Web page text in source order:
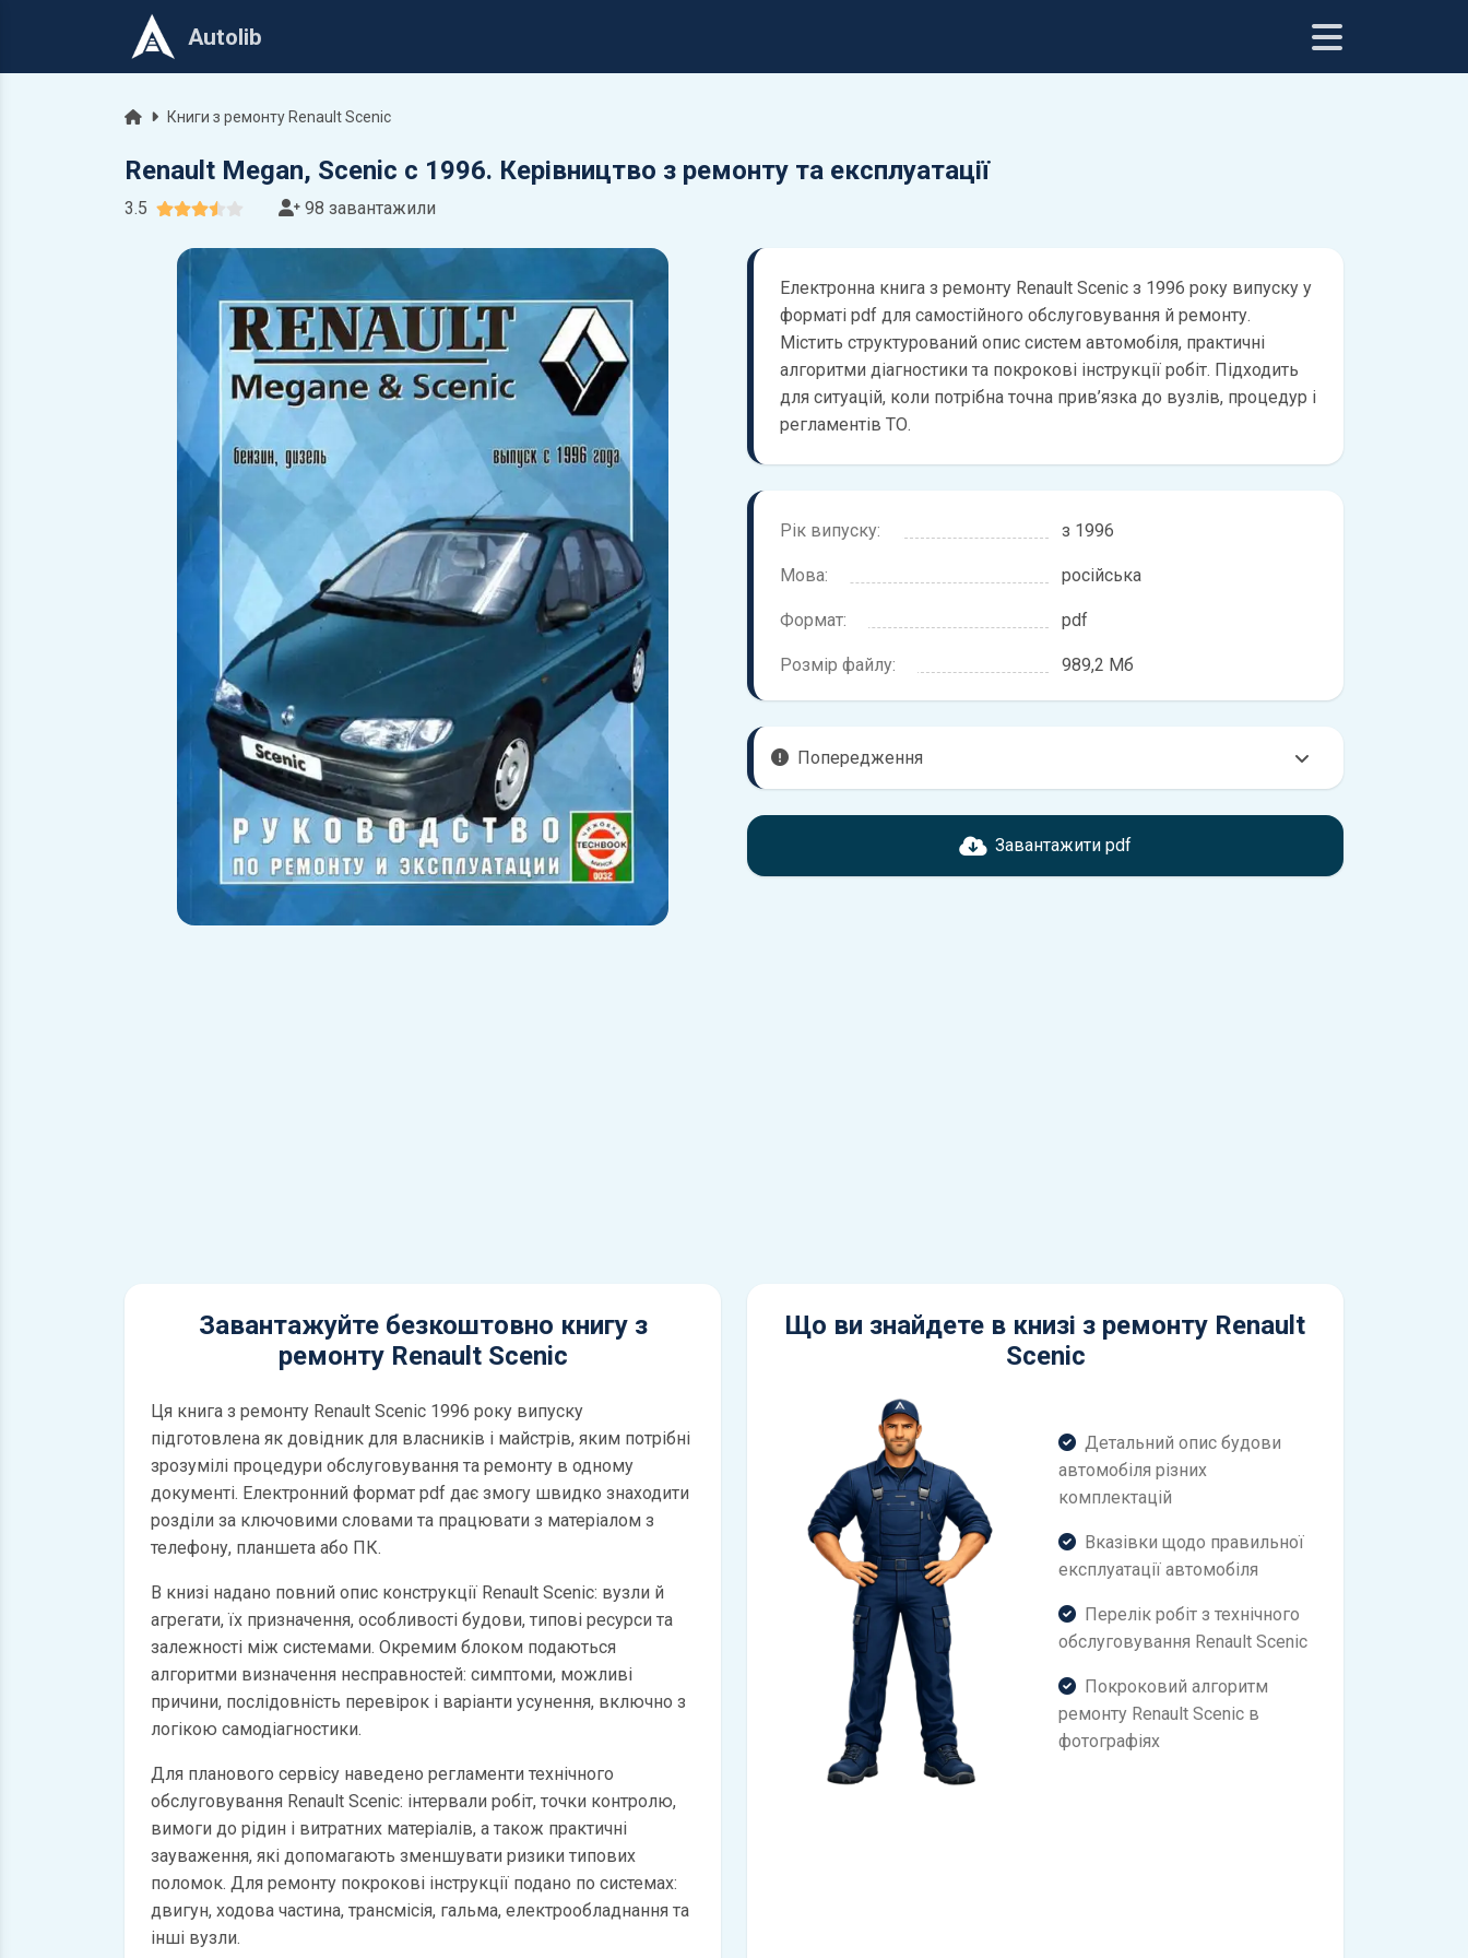
Autolib
ГоловнаКниги з ремонту Renault Scenic
Renault Megan, Scenic c 1996. Керівництво з ремонту та експлуатації
3.5 98 завантажили
Електронна книга з ремонту Renault Scenic з 1996 року випуску у
форматі pdf для самостійного обслуговування й ремонту.
Містить структурований опис систем автомобіля, практичні
алгоритми діагностики та покрокові інструкції робіт. Підходить
для ситуацій, коли потрібна точна прив’язка до вузлів, процедур і
регламентів ТО.
Рік випуску: з 1996
Мова: російська
Формат: pdf
Розмір файлу: 989,2 Мб
Попередження
Перед завантаженням ознайомтесь з характеристиками Renault Scenic, що
надані в книзі. Можливі розбіжності, якщо рік випуску або комплектація
Завантажити pdf
Завантажуйте безкоштовно книгу з
ремонту Renault Scenic
Ця книга з ремонту Renault Scenic 1996 року випуску
підготовлена як довідник для власників і майстрів, яким потрібні
зрозумілі процедури обслуговування та ремонту в одному
документі. Електронний формат pdf дає змогу швидко знаходити
розділи за ключовими словами та працювати з матеріалом з
телефону, планшета або ПК.
В книзі надано повний опис конструкції Renault Scenic: вузли й
агрегати, їх призначення, особливості будови, типові ресурси та
залежності між системами. Окремим блоком подаються
алгоритми визначення несправностей: симптоми, можливі
причини, послідовність перевірок і варіанти усунення, включно з
логікою самодіагностики.
Для планового сервісу наведено регламенти технічного
обслуговування Renault Scenic: інтервали робіт, точки контролю,
вимоги до рідин і витратних матеріалів, а також практичні
зауваження, які допомагають зменшувати ризики типових
поломок. Для ремонту покрокові інструкції подано по системах:
двигун, ходова частина, трансмісія, гальма, електрообладнання та
інші вузли.
Що ви знайдете в книзі з ремонту Renault
Scenic
Детальний опис будови
автомобіля різних
комплектацій
Вказівки щодо правильної
експлуатації автомобіля
Перелік робіт з технічного
обслуговування Renault Scenic
Покроковий алгоритм
ремонту Renault Scenic в
фотографіях